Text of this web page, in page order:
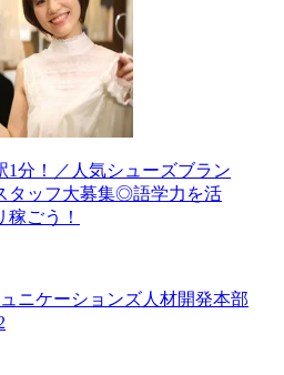
1分！／人気シューズブラン
タッフ大募集◎語学力を活
ごう！
ニケーションズ人材開発本部